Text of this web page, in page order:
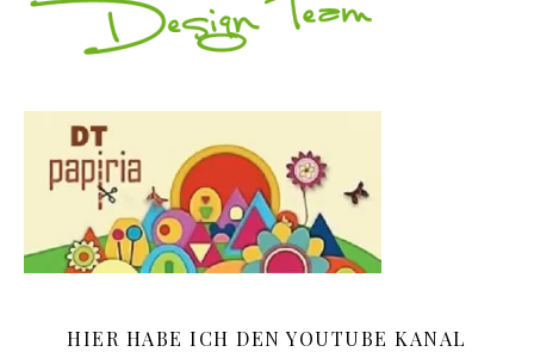
HIER HABE ICH DEN YOUTUBE KANAL